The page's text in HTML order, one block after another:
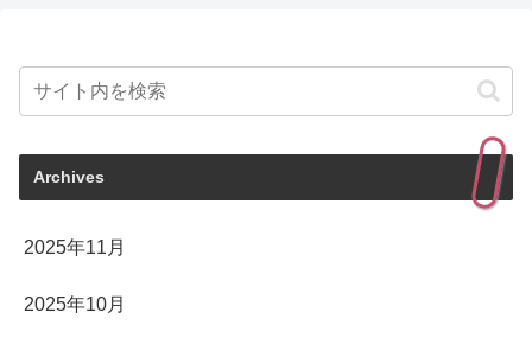
Archives
2025年11月
2025年10月